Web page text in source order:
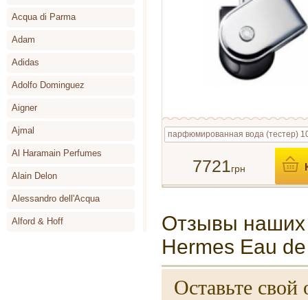
Acqua di Parma
Adam
Adidas
Adolfo Dominguez
Aigner
Ajmal
Al Haramain Perfumes
Alain Delon
Alessandro dell'Acqua
Alford & Hoff
парфюмированная вода (тестер)
7721грн
Отзывы наших
Hermes Eau
Оставьте свой